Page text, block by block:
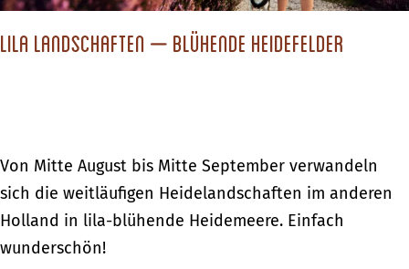
u
r
a
u
b
i
Lila Landschaften – blühende Heidefelder
L
i
l
a
Von Mitte August bis Mitte September verwandeln
sich die weitläufigen Heidelandschaften im anderen
Holland in lila-blühende Heidemeere. Einfach
wunderschön!